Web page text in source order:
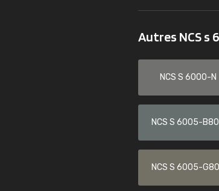
Autres NCS s
NCS S 6000-N
NCS S 6005-
NCS S 6005-